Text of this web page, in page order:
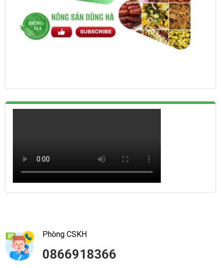
Phòng CSKH
0866918366